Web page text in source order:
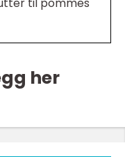
til pommes
her